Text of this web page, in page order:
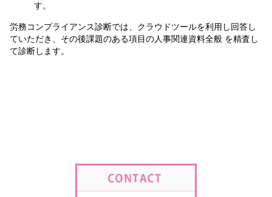
す。
労務コンプライアンス診断では、クラウドツールを利⽤し回答し
ていただき、その後課題のある項⽬の⼈事関連資料全般 を精査し
て診断します。